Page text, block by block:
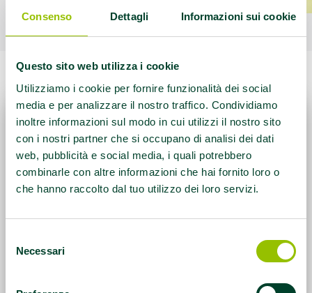
Consenso Dettagli Informazioni sui cookie
Questo sito web utilizza i cookie
Utilizziamo i cookie per fornire funzionalità dei social
media e per analizzare il nostro traffico. Condividiamo
inoltre informazioni sul modo in cui utilizzi il nostro sito
con i nostri partner che si occupano di analisi dei dati
web, pubblicità e social media, i quali potrebbero
combinarle con altre informazioni che hai fornito loro o
che hanno raccolto dal tuo utilizzo dei loro servizi.
delNecessari